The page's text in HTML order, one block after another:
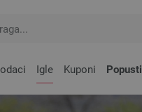
Igle Kuponi Popusti